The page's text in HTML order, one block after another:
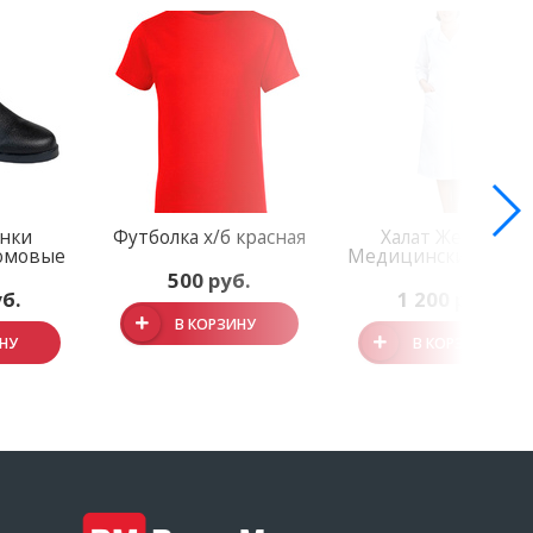
Футболка х/б красная
500 руб.
В КОРЗИНУ
Халат Женский
Медицинский
1 200 руб.
В КОРЗИНУ